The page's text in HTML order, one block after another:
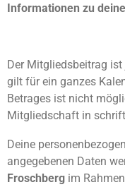
Informationen zu
Der Mitgliedsbeitrag
gilt für ein ganzes
Betrages ist nicht
Mitgliedschaft in
Deine
angegebenen Daten
Froschberg im